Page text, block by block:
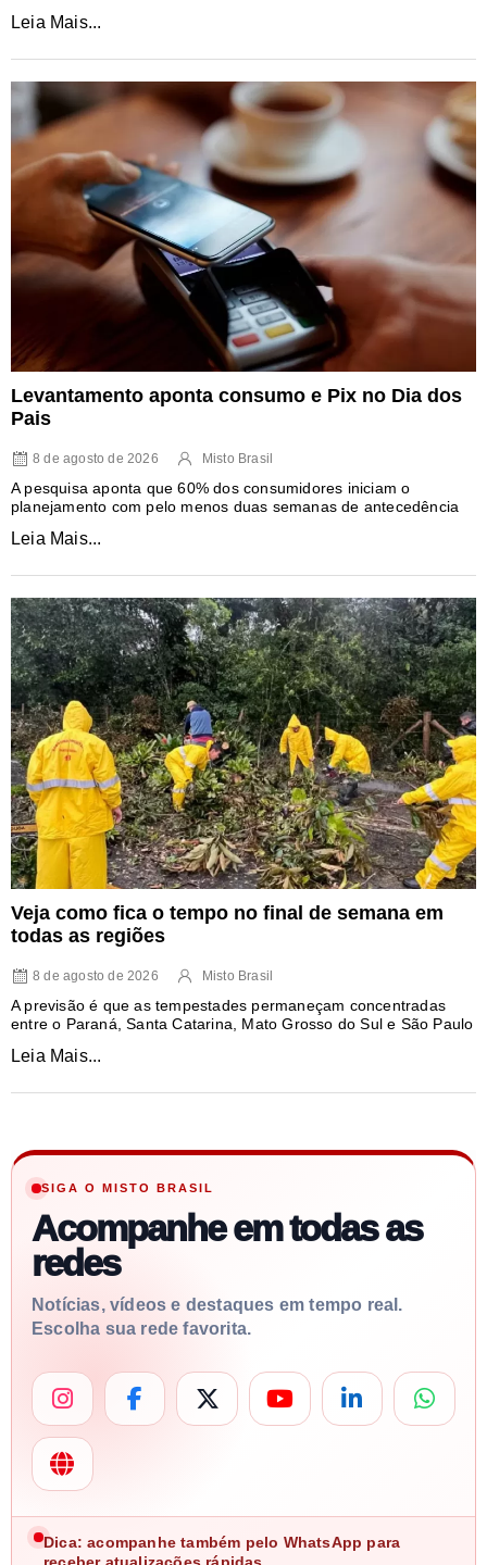
Leia Mais...
Levantamento aponta consumo e Pix no Dia dos
Pais
8 de agosto de 2026 Misto Brasil
A pesquisa aponta que 60% dos consumidores iniciam o
planejamento com pelo menos duas semanas de antecedência
Leia Mais...
Veja como fica o tempo no final de semana em
todas as regiões
8 de agosto de 2026 Misto Brasil
A previsão é que as tempestades permaneçam concentradas
entre o Paraná, Santa Catarina, Mato Grosso do Sul e São Paulo
Leia Mais...
SIGA O MISTO BRASIL
Acompanhe em todas as
redes
Notícias, vídeos e destaques em tempo real.
Escolha sua rede favorita.
Dica: acompanhe também pelo WhatsApp para
receber atualizações rápidas.